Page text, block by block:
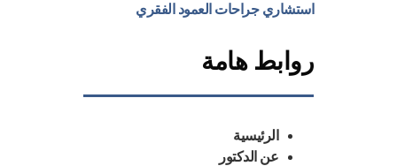
استشاري جراحات العمود الفقري
روابط هامة
الرئيسية
عن الدكتور